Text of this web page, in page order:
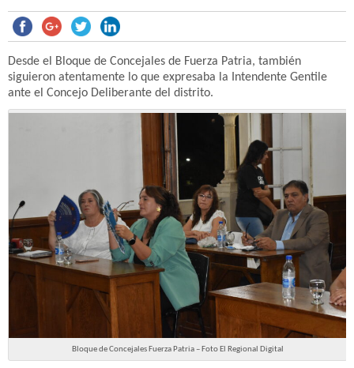
Desde el Bloque de Concejales de Fuerza Patria, también
siguieron atentamente lo que expresaba la Intendente Gentile
ante el Concejo Deliberante del distrito.
Bloque de Concejales Fuerza Patria – Foto El Regional Digital